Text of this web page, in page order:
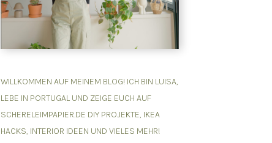
WILLKOMMEN AUF MEINEM BLOG! ICH BIN LUISA,
LEBE IN PORTUGAL UND ZEIGE EUCH AUF
SCHERELEIMPAPIER.DE DIY PROJEKTE, IKEA
HACKS, INTERIOR IDEEN UND VIELES MEHR!